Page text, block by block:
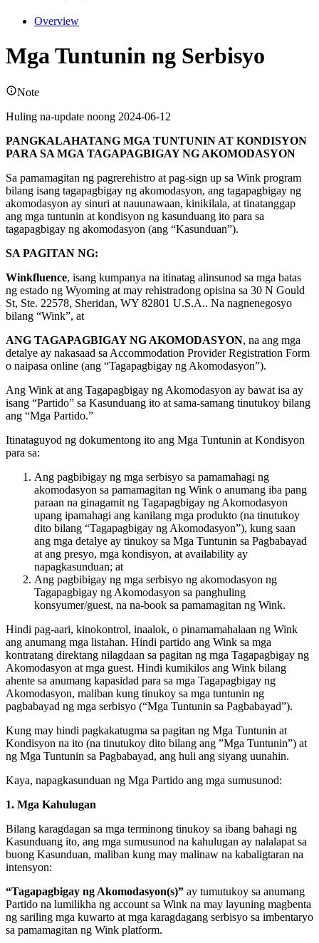
Overview
Mga Tuntunin ng Serbisyo
Note
Huling na-update noong 2024-06-12
PANGKALAHATANG MGA TUNTUNIN AT KONDISYON
PARA SA MGA TAGAPAGBIGAY NG AKOMODASYON
Sa pamamagitan ng pagrerehistro at pag-sign up sa Wink program
bilang isang tagapagbigay ng akomodasyon, ang tagapagbigay ng
akomodasyon ay sinuri at nauunawaan, kinikilala, at tinatanggap
ang mga tuntunin at kondisyon ng kasunduang ito para sa
tagapagbigay ng akomodasyon (ang “Kasunduan”).
SA PAGITAN NG:
Winkfluence, isang kumpanya na itinatag alinsunod sa mga batas
ng estado ng Wyoming at may rehistradong opisina sa 30 N Gould
St, Ste. 22578, Sheridan, WY 82801 U.S.A.. Na nagnenegosyo
bilang “Wink”, at
ANG TAGAPAGBIGAY NG AKOMODASYON, na ang mga
detalye ay nakasaad sa Accommodation Provider Registration Form
o naipasa online (ang “Tagapagbigay ng Akomodasyon”).
Ang Wink at ang Tagapagbigay ng Akomodasyon ay bawat isa ay
isang “Partido” sa Kasunduang ito at sama-samang tinutukoy bilang
ang “Mga Partido.”
Itinataguyod ng dokumentong ito ang Mga Tuntunin at Kondisyon
para sa:
Ang pagbibigay ng mga serbisyo sa pamamahagi ng
akomodasyon sa pamamagitan ng Wink o anumang iba pang
paraan na ginagamit ng Tagapagbigay ng Akomodasyon
upang ipamahagi ang kanilang mga produkto (na tinutukoy
dito bilang “Tagapagbigay ng Akomodasyon”), kung saan
ang mga detalye ay tinukoy sa Mga Tuntunin sa Pagbabayad
at ang presyo, mga kondisyon, at availability ay
napagkasunduan; at
Ang pagbibigay ng mga serbisyo ng akomodasyon ng
Tagapagbigay ng Akomodasyon sa panghuling
konsyumer/guest, na na-book sa pamamagitan ng Wink.
Hindi pag-aari, kinokontrol, inaalok, o pinamamahalaan ng Wink
ang anumang mga listahan. Hindi partido ang Wink sa mga
kontratang direktang nilagdaan sa pagitan ng mga Tagapagbigay ng
Akomodasyon at mga guest. Hindi kumikilos ang Wink bilang
ahente sa anumang kapasidad para sa mga Tagapagbigay ng
Akomodasyon, maliban kung tinukoy sa mga tuntunin ng
pagbabayad ng mga serbisyo (“Mga Tuntunin sa Pagbabayad”).
Kung may hindi pagkakatugma sa pagitan ng Mga Tuntunin at
Kondisyon na ito (na tinutukoy dito bilang ang ”Mga Tuntunin”) at
ng Mga Tuntunin sa Pagbabayad, ang huli ang siyang uunahin.
Kaya, napagkasunduan ng Mga Partido ang mga sumusunod:
1. Mga Kahulugan
Bilang karagdagan sa mga terminong tinukoy sa ibang bahagi ng
Kasunduang ito, ang mga sumusunod na kahulugan ay nalalapat sa
buong Kasunduan, maliban kung may malinaw na kabaligtaran na
intensyon:
“Tagapagbigay ng Akomodasyon(s)” ay tumutukoy sa anumang
Partido na lumilikha ng account sa Wink na may layuning magbenta
ng sariling mga kuwarto at mga karagdagang serbisyo sa imbentaryo
sa pamamagitan ng Wink platform.